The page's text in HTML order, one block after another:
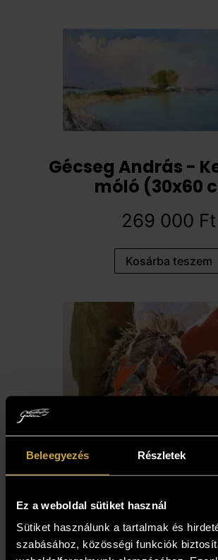
Beleegyezés Részletek
Ez a weboldal sütiket használ
Sütiket használunk a tartalmak és
szabásához, közösségi funkciók
Gécseg András -
móló (30x60
269 000 Ft
Kosárba teszem
Margittai Papp
Mének harca